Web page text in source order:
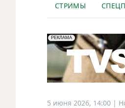
СТРИМЫ
erid: LdtCK5Efv
РЕКЛАМА
АО "ГАТР", ИНН: 7841320717
5 июня 2026, 14:00 |